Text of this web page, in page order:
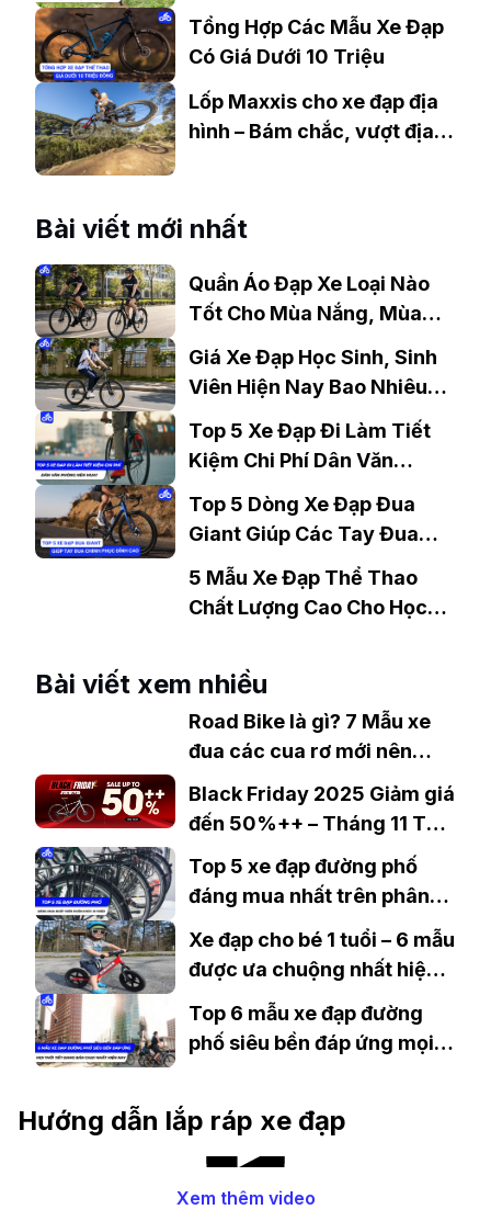
đạp xe tập luyện hàng ngày
Tổng Hợp Các Mẫu Xe Đạp
Có Giá Dưới 10 Triệu
Lốp Maxxis cho xe đạp địa
hình – Bám chắc, vượt địa
Bài viết mới nhất
Quần Áo Đạp Xe Loại Nào
Tốt Cho Mùa Nắng, Mùa
Giá Xe Đạp Học Sinh, Sinh
Viên Hiện Nay Bao Nhiêu?
Top 5 Xe Đạp Đi Làm Tiết
Kiệm Chi Phí Dân Văn
Top 5 Dòng Xe Đạp Đua
Giant Giúp Các Tay Đua
Chinh Phục Đỉnh Cao
5 Mẫu Xe Đạp Thể Thao
Chất Lượng Cao Cho Học
Bài viết xem nhiều
Road Bike là gì? 7 Mẫu xe
đua các cua rơ mới nên
Black Friday 2025 Giảm giá
đến 50%++ – Tháng 11 Thời
điểm vàng để sở hữu chiếc
xe đạp mơ ước với giá chạm
Top 5 xe đạp đường phố
đáng mua nhất trên phân
khúc 10 triệu
Xe đạp cho bé 1 tuổi – 6 mẫu
được ưa chuộng nhất hiện
Top 6 mẫu xe đạp đường
phố siêu bền đáp ứng mọi
Hướng dẫn lắp ráp xe đạp
Xem thêm video